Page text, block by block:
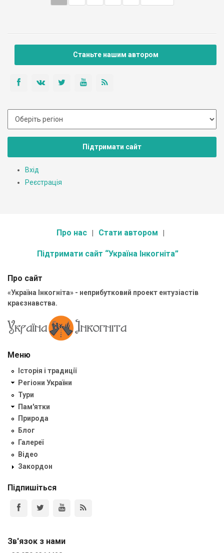
Станьте нашим автором
Підтримати сайт
Вхід
Реєстрація
Про нас Стати автором
Підтримати сайт “Україна Інкогніта”
Про сайт
«Україна Інкогніта» - неприбутковий проект ентузіастів
краєзнавства.
Меню
Історія і традиції
Регіони України
Тури
Пам'ятки
Природа
Блог
Галереї
Відео
Закордон
Підпишіться
Зв'язок з нами